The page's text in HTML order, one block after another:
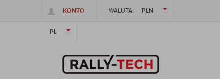
KONTO WALUTA: PLN
PL